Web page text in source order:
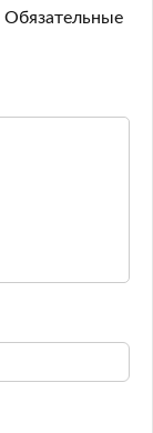
Обязательные